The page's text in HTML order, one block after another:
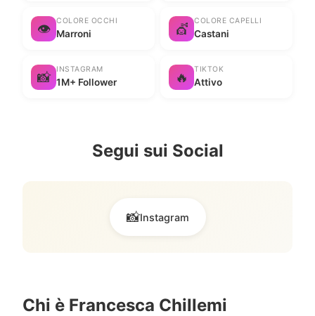
👁️ COLORE OCCHI
Marroni 💇 COLORE CAPELLI
Castani
📸 INSTAGRAM
1M+ Follower 🔥 TIKTOK
Attivo
Segui sui Social
📸Instagram
Chi è Francesca Chillemi